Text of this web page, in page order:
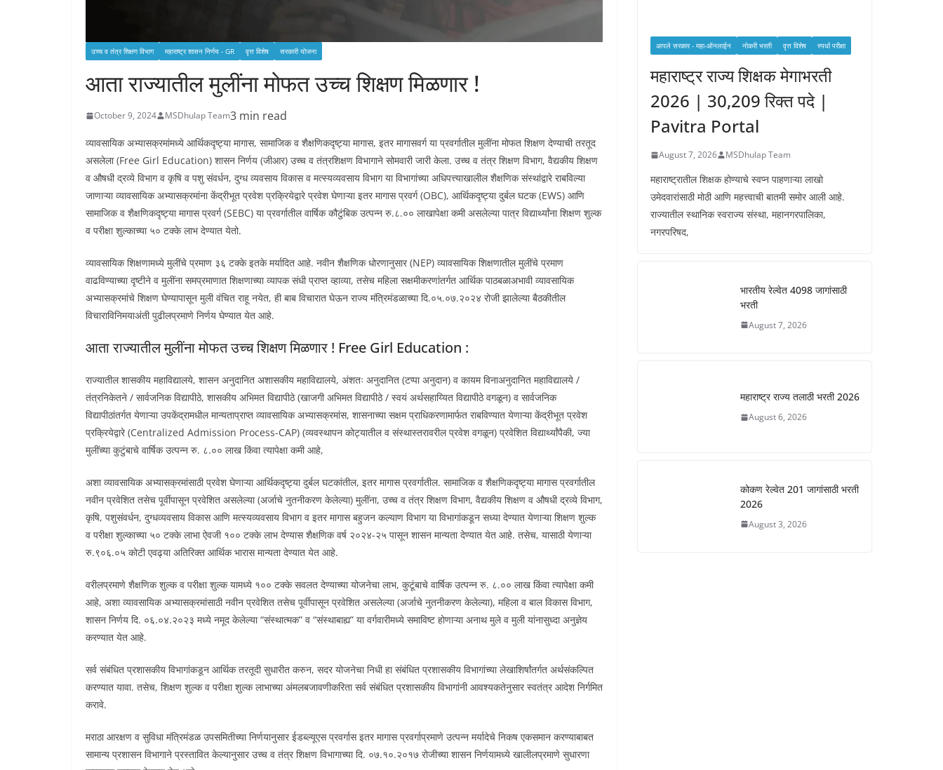
उच्च व तंत्र शिक्षण विभाग महाराष्ट्र शासन निर्णय - GR वृत्त विशेष सरकारी योजना
आता राज्यातील मुलींना मोफत उच्च शिक्षण मिळणार !
October 9, 2024 MSDhulap Team3 min read
व्यावसायिक अभ्यासक्रमांमध्ये आर्थिकदृष्ट्या मागास, सामाजिक व शैक्षणिकदृष्ट्या मागास, इतर मागासवर्ग या प्रवर्गातील मुलींना मोफत शिक्षण देण्याची तरतूद
असलेला (Free Girl Education) शासन निर्णय (जीआर) उच्च व तंत्रशिक्षण विभागाने सोमवारी जारी केला. उच्च व तंत्र शिक्षण विभाग, वैद्यकीय शिक्षण
व औषधी द्रव्ये विभाग व कृषि व पशु संवर्धन, दुग्ध व्यवसाय विकास व मत्स्यव्यवसाय विभाग या विभागांच्या अधिपत्त्याखालील शैक्षणिक संस्थांद्वारे राबविल्या
जाणाऱ्या व्यावसायिक अभ्यासक्रमांना केंद्रीभूत प्रवेश प्रक्रियेद्वारे प्रवेश घेणाऱ्या इतर मागास प्रवर्ग (OBC), आर्थिकदृष्ट्या दुर्बल घटक (EWS) आणि
सामाजिक व शैक्षणिकदृष्ट्या मागास प्रवर्ग (SEBC) या प्रवर्गातील वार्षिक कौटुंबिक उत्पन्न रु.८.०० लाखापेक्षा कमी असलेल्या पात्र विद्यार्थ्यांना शिक्षण शुल्क
व परीक्षा शुल्काच्या ५० टक्के लाभ देण्यात येतो.
व्यावसायिक शिक्षणामध्ये मुलींचे प्रमाण ३६ टक्के इतके मर्यादित आहे. नवीन शैक्षणिक धोरणानुसार (NEP) व्यावसायिक शिक्षणातील मुलींचे प्रमाण
वाढविण्याच्या दृष्टीने व मुलींना समप्रमाणात शिक्षणाच्या व्यापक संधी प्राप्त व्हाव्या, तसेच महिला सक्षमीकरणांतर्गत आर्थिक पाठबळाअभावी व्यावसायिक
अभ्यासक्रमांचे शिक्षण घेण्यापासून मुली वंचित राहू नयेत, ही बाब विचारात घेऊन राज्य मंत्रिमंडळाच्या दि.०५.०७.२०२४ रोजी झालेल्या बैठकीतील
विचाराविनिमयाअंती पुढीलप्रमाणे निर्णय घेण्यात येत आहे.
आता राज्यातील मुलींना मोफत उच्च शिक्षण मिळणार ! Free Girl Education :
राज्यातील शासकीय महाविद्यालये, शासन अनुदानित अशासकीय महाविद्यालये, अंशतः अनुदानित (टप्पा अनुदान) व कायम विनाअनुदानित महाविद्यालये /
तंत्रनिकेतने / सार्वजनिक विद्यापीठे, शासकीय अभिमत विद्यापीठे (खाजगी अभिमत विद्यापीठे / स्वयं अर्थसहाय्यित विद्यापीठे वगळून) व सार्वजनिक
विद्यापीठांतर्गत येणाऱ्या उपकेंद्रामधील मान्यताप्राप्त व्यावसायिक अभ्यासक्रमांस, शासनाच्या सक्षम प्राधिकरणामार्फत राबविण्यात येणाऱ्या केंद्रीभूत प्रवेश
प्रक्रियेद्वारे (Centralized Admission Process-CAP) (व्यवस्थापन कोट्यातील व संस्थास्तरावरील प्रवेश वगळून) प्रवेशित विद्यार्थ्यांपैकी, ज्या
मुलींच्या कुटुंबाचे वार्षिक उत्पन्न रु. ८.०० लाख किंवा त्यापेक्षा कमी आहे,
अशा व्यावसायिक अभ्यासक्रमांसाठी प्रवेश घेणाऱ्या आर्थिकदृष्ट्या दुर्बल घटकांतील, इतर मागास प्रवर्गातील. सामाजिक व शैक्षणिकदृष्ट्या मागास प्रवर्गातील
नवीन प्रवेशित तसेच पूर्वीपासून प्रवेशित असलेल्या (अर्जाचे नुतनीकरण केलेल्या) मुलींना, उच्च व तंत्र शिक्षण विभाग, वैद्यकीय शिक्षण व औषधी द्रव्ये विभाग,
कृषि, पशुसंवर्धन, दुग्धव्यवसाय विकास आणि मत्स्यव्यवसाय विभाग व इतर मागास बहुजन कल्याण विभाग या विभागांकडून सध्या देण्यात येणाऱ्या शिक्षण शुल्क
व परीक्षा शुल्काच्या ५० टक्के लाभा ऐवजी १०० टक्के लाभ देण्यास शैक्षणिक वर्ष २०२४-२५ पासून शासन मान्यता देण्यात येत आहे. तसेच, यासाठी येणाऱ्या
रु.९०६.०५ कोटी एवढ्या अतिरिक्त आर्थिक भारास मान्यता देण्यात येत आहे.
वरीलप्रमाणे शैक्षणिक शुल्क व परीक्षा शुल्क यामध्ये १०० टक्के सवलत देण्याच्या योजनेचा लाभ, कुटूंबाचे वार्षिक उत्पन्न रु. ८.०० लाख किंवा त्यापेक्षा कमी
आहे, अशा व्यावसायिक अभ्यासक्रमांसाठी नवीन प्रवेशित तसेच पूर्वीपासून प्रवेशित असलेल्या (अर्जाचे नुतनीकरण केलेल्या), महिला व बाल विकास विभाग,
शासन निर्णय दि. ०६.०४.२०२३ मध्ये नमूद केलेल्या “संस्थात्मक” व “संस्थाबाह्य” या वर्गवारीमध्ये समाविष्ट होणाऱ्या अनाथ मुले व मुली यांनासुध्दा अनुज्ञेय
करण्यात येत आहे.
सर्व संबंधित प्रशासकीय विभागांकडून आर्थिक तरतूदी सुधारीत करुन, सदर योजनेचा निधी हा संबंधित प्रशासकीय विभागांच्या लेखाशिर्षांतर्गत अर्थसंकल्पित
करण्यात यावा. तसेच, शिक्षण शुल्क व परीक्षा शुल्क लाभाच्या अंमलबजावणीकरिता सर्व संबंधित प्रशासकीय विभागांनी आवश्यकतेनुसार स्वतंत्र आदेश निर्गमित
करावे.
मराठा आरक्षण व सुविधा मंत्रिमंडळ उपसमितीच्या निर्णयानुसार ईडब्ल्यूएस प्रवर्गास इतर मागास प्रवर्गाप्रमाणे उत्पन्न मर्यादेचे निकष एकसमान करण्याबाबत
सामान्य प्रशासन विभागाने प्रस्तावित केल्यानुसार उच्च व तंत्र शिक्षण विभागाच्या दि. ०७.१०.२०१७ रोजीच्या शासन निर्णयामध्ये खालीलप्रमाणे सुधारणा
आपले सरकार - महा-ऑनलाईन नोकरी भरती वृत्त विशेष स्पर्धा परीक्षा
महाराष्ट्र राज्य शिक्षक मेगाभरती
2026 | 30,209 रिक्त पदे |
Pavitra Portal
August 7, 2026 MSDhulap Team
महाराष्ट्रातील शिक्षक होण्याचे स्वप्न पाहणाऱ्या लाखो
उमेदवारांसाठी मोठी आणि महत्त्वाची बातमी समोर आली आहे.
राज्यातील स्थानिक स्वराज्य संस्था, महानगरपालिका,
नगरपरिषद,
भारतीय रेल्वेत 4098 जागांसाठी
भरती
August 7, 2026
महाराष्ट्र राज्य तलाठी भरती 2026
August 6, 2026
कोकण रेल्वेत 201 जागांसाठी भरती
2026
August 3, 2026